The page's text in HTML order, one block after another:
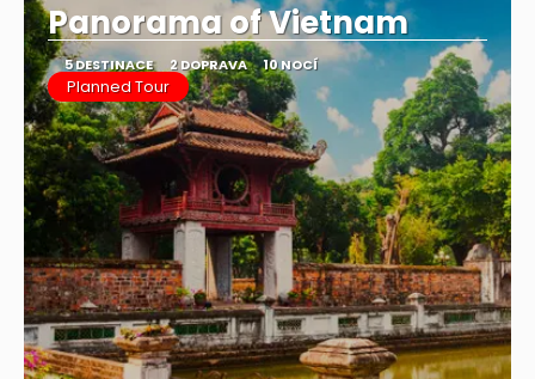
Panorama of Vietnam
5 DESTINACE 2 DOPRAVA 10 NOCÍ
Planned Tour